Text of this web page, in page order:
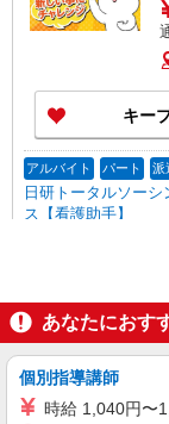
キー
アルバイト パート 派
日研トータルソー
ス【看護助手】
あなたにおす
個別指導講師
時給 1,040円〜